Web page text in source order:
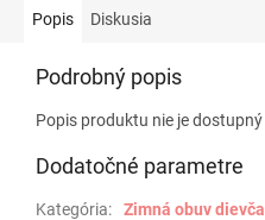
Popis Diskusia
Podrobný popis
Popis produktu nie je dostupný
Dodatočné parametre
Kategória: Zimná obuv dievča